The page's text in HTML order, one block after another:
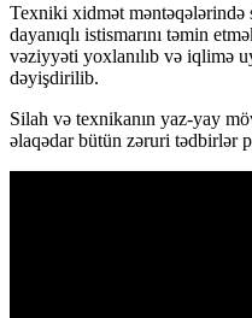
Texniki xidmət məntəqələrində
dayanıqlı istismarını təmin
vəziyyəti yoxlanılıb və iqlimə
dəyişdirilib.
Silah və texnikanın yaz-yay
əlaqədar bütün zəruri tədbirlər